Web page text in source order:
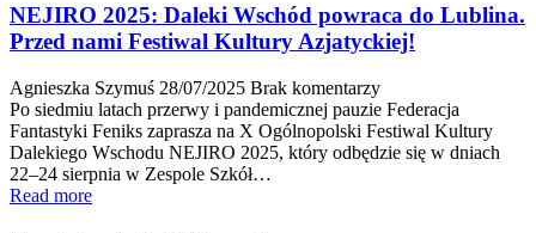
NEJIRO 2025: Daleki Wschód powraca do Lublina.
Przed nami Festiwal Kultury Azjatyckiej!
Agnieszka Szymuś 28/07/2025 Brak komentarzy
Po siedmiu latach przerwy i pandemicznej pauzie Federacja
Fantastyki Feniks zaprasza na X Ogólnopolski Festiwal Kultury
Dalekiego Wschodu NEJIRO 2025, który odbędzie się w dniach
22–24 sierpnia w Zespole Szkół…
Read more